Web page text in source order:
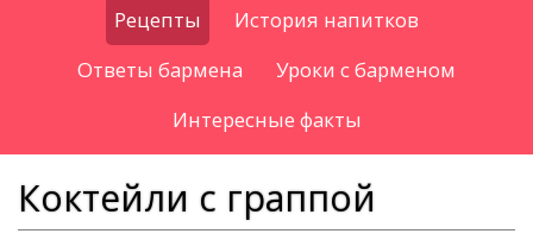
Рецепты
История напитков
Ответы бармена
Уроки с барменом
Интересные факты
Коктейли с граппой